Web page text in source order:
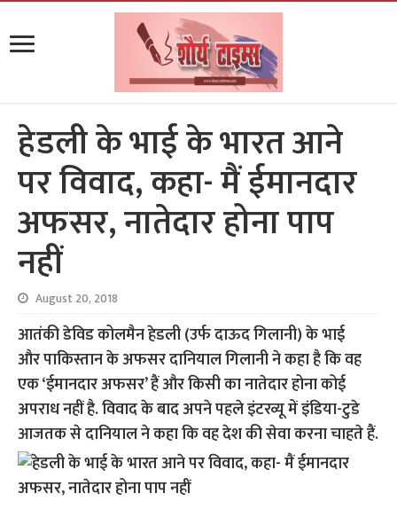
हेडली के भाई के भारत आने
पर विवाद, कहा- मैं ईमानदार
अफसर, नातेदार होना पाप
नहीं
August 20, 2018
आतंकी डेविड कोलमैन हेडली (उर्फ दाऊद गिलानी) के भाई
और पाकिस्तान के अफसर दानियाल गिलानी ने कहा है कि वह
एक ‘ईमानदार अफसर’ हैं और किसी का नातेदार होना कोई
अपराध नहीं है. विवाद के बाद अपने पहले इंटरव्यू में इंडिया-टुडे
आजतक से दानियाल ने कहा कि वह देश की सेवा करना चाहते हैं.